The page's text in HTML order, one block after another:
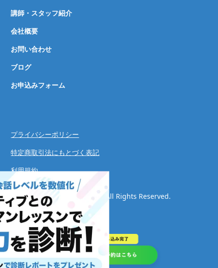
講師・スタッフ紹介
会社概要
お問い合わせ
ブログ
お申込みフォーム
© Speaking Success System. All Rights Reserved.
プライバシーポリシー
特定商取引法にもとづく表記
利用規約